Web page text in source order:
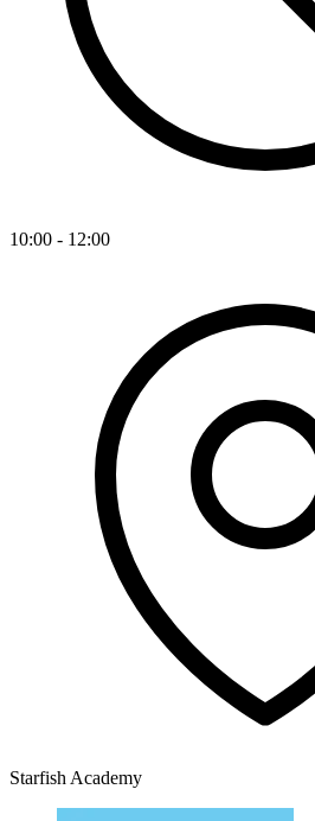
10:00 - 12:00
Starfish Academy